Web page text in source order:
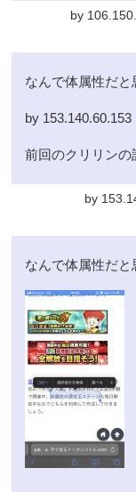
by
なんで体属性だ
by 153.140.60.153
前回のクリリン
by
なんで体属性だ